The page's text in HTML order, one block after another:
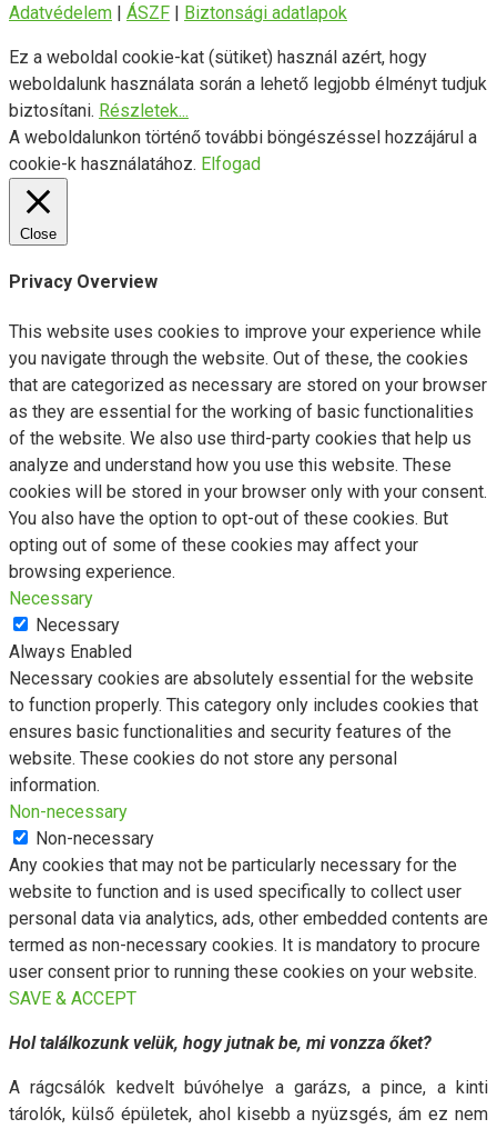
Adatvédelem | ÁSZF | Biztonsági adatlapok
Ez a weboldal cookie-kat (sütiket) használ azért, hogy
weboldalunk használata során a lehető legjobb élményt tudjuk
biztosítani. Részletek...
A weboldalunkon történő további böngészéssel hozzájárul a
cookie-k használatához. Elfogad
Close
Privacy Overview
This website uses cookies to improve your experience while
you navigate through the website. Out of these, the cookies
that are categorized as necessary are stored on your browser
as they are essential for the working of basic functionalities
of the website. We also use third-party cookies that help us
analyze and understand how you use this website. These
cookies will be stored in your browser only with your consent.
You also have the option to opt-out of these cookies. But
opting out of some of these cookies may affect your
browsing experience.
Necessary
Necessary
Always Enabled
Necessary cookies are absolutely essential for the website
to function properly. This category only includes cookies that
ensures basic functionalities and security features of the
website. These cookies do not store any personal
information.
Non-necessary
Non-necessary
Any cookies that may not be particularly necessary for the
website to function and is used specifically to collect user
personal data via analytics, ads, other embedded contents are
termed as non-necessary cookies. It is mandatory to procure
user consent prior to running these cookies on your website.
SAVE & ACCEPT
Hol találkozunk velük, hogy jutnak be, mi vonzza őket?
A rágcsálók kedvelt búvóhelye a garázs, a pince, a kinti
tárolók, külső épületek, ahol kisebb a nyüzsgés, ám ez nem